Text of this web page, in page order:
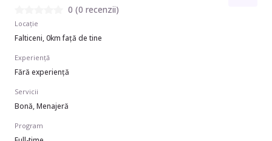
0 (0 recenzii)
Locație
Falticeni, 0km față de tine
Experiență
Fără experiență
Servicii
Bonă, Menajeră
Program